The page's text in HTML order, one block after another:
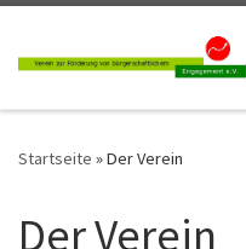
Startseite »Der Verein
Der Verein